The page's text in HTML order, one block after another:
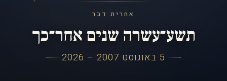
אחרית דבר
תשע־עשרה שנים אחר־כך
5 באוגוסט 2007 – 2026